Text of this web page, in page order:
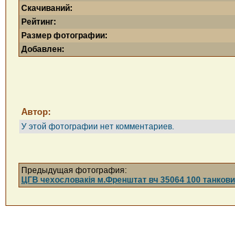
Скачиваний:
Рейтинг:
Размер фотографии:
Добавлен:
Автор:
У этой фотографии нет комментариев.
Предыдущая фотография:
ЦГВ чехословакія м.Френштат вч 35064 100